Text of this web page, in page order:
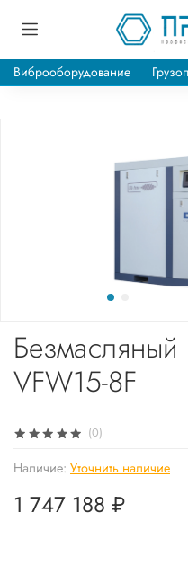
Виброоборудование
(0)
Наличие: Уточнить наличие
VFW15-8F
1 747 188 ₽